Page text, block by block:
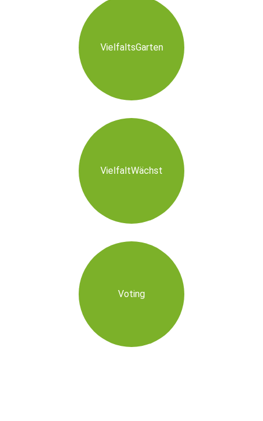
VielfaltsGarten
VielfaltWächst
Voting